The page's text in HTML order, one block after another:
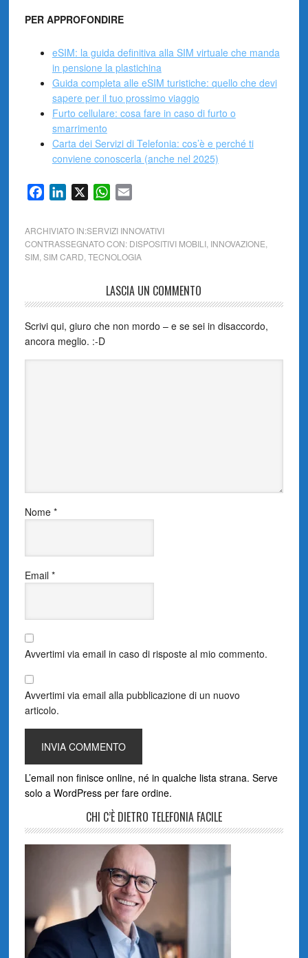
PER APPROFONDIRE
eSIM: la guida definitiva alla SIM virtuale che manda
in pensione la plastichina
Guida completa alle eSIM turistiche: quello che devi
sapere per il tuo prossimo viaggio
Furto cellulare: cosa fare in caso di furto o
smarrimento
Carta dei Servizi di Telefonia: cos’è e perché ti
conviene conoscerla (anche nel 2025)
FacebookLinkedIn WhatsApp
ARCHIVIATO IN:SERVIZI INNOVATIVI
CONTRASSEGNATO CON: DISPOSITIVI MOBILI, INNOVAZIONE
SIM SIM CARD TECNOLOGIA
LASCIA UN COMMENTO
Scrivi qui, giuro che non mordo – e se sei in disaccordo,
ancora meglio. :-D
Nome *
Email *
Avvertimi via email in caso di risposte al mio commento.
Avvertimi via email alla pubblicazione di un nuovo
articolo.
L’email non finisce online, né in qualche lista strana. Serve
solo a WordPress per fare ordine.
CHI C’È DIETRO TELEFONIA FACILE